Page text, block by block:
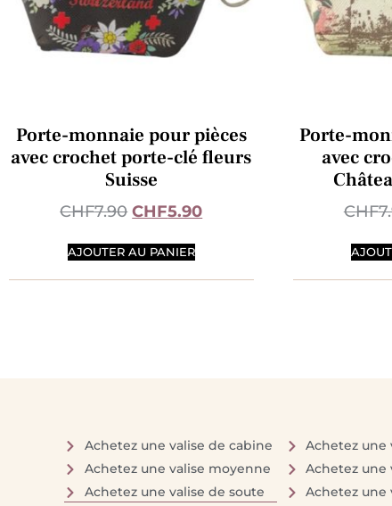
Porte-monnaie pour pièces
avec crochet porte-clé fleurs
Suisse
CHF7.90 CHF5.90
AJOUTER AU PANIER
Porte-
avec
CHF
Achetez une valise de cabine
Achetez une valise moyenne
Achetez une valise de soute
Achetez une
Achetez une
Achetez une